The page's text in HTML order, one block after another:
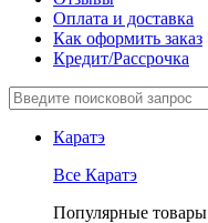
Оплата и доставка
Как оформить заказ
Кредит/Рассрочка
Каратэ
Все Каратэ
Популярные товары